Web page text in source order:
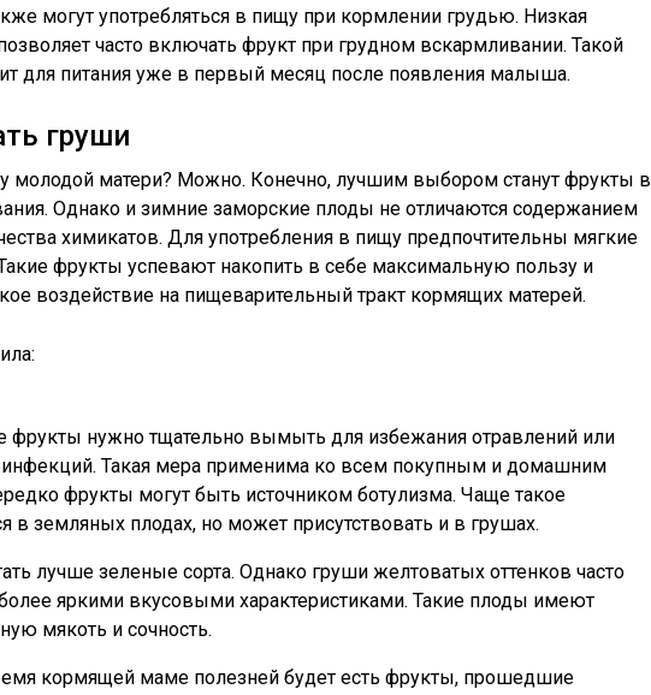
могут употребляться в пищу при кормлении грудью. Низкая
часто включать фрукт при грудном вскармливании. Такой
для питания уже в первый месяц после появления малыша.
груши
молодой матери? Можно. Конечно, лучшим выбором станут фрукты в
Однако и зимние заморские плоды не отличаются содержанием
химикатов. Для употребления в пищу предпочтительны мягкие
фрукты успевают накопить в себе максимальную пользу и
воздействие на пищеварительный тракт кормящих матерей.
фрукты нужно тщательно вымыть для избежания отравлений или
инфекций. Такая мера применима ко всем покупным и домашним
фрукты могут быть источником ботулизма. Чаще такое
в земляных плодах, но может присутствовать и в грушах.
лучше зеленые сорта. Однако груши желтоватых оттенков часто
яркими вкусовыми характеристиками. Такие плоды имеют
мякоть и сочность.
кормящей маме полезней будет есть фрукты, прошедшие